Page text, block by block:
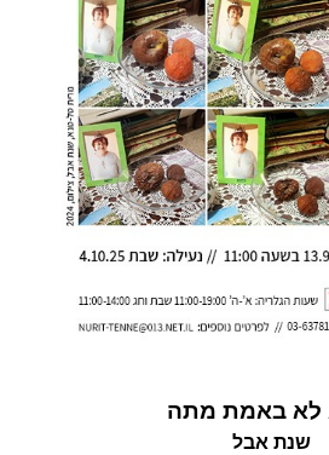
לא באמת מתה
שנת אבל